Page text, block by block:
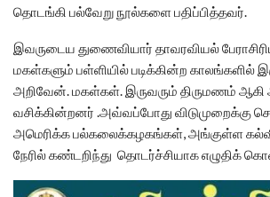
தொடங்கி பல்வேறு நூல்களை பதிப்பித்தவர்.
இவருடைய துணைவியார் தாவரவியல்
மகள்களும் பள்ளியில் படிக்கின்ற காலங்களில்
அறிவேன். மகள்கள். இருவரும் திருமணம் ஆகி
வசிக்கின்றனர் .அவ்வப்போது விடுமுறைக்கு
அமெரிக்க பல்கலைக்கழகங்கள், அங்குள்ள கல்வி
நேரில் கண்டறிந்து தொடர்ச்சியாக எழுதிக்